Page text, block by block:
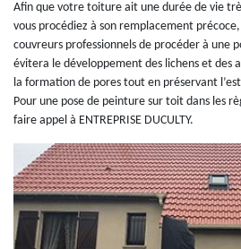
Afin que votre toiture ait une durée de vie
vous procédiez à son remplacement
couvreurs professionnels de procéder à une
évitera le développement des lichens et des
la formation de pores tout en préservant
Pour une pose de peinture sur toit dans les
faire appel à ENTREPRISE DUCULTY.